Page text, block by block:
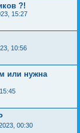
?!
15:27
10:56
или нужна
00:30